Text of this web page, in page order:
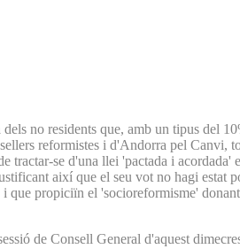
no residents que, amb un tipus del
reformistes i d'Andorra pel Canvi,
se d'una llei 'pactada i
així que el seu vot no hagi estat
que propiciïn el 'socioreformisme'
de Consell General d'aquest